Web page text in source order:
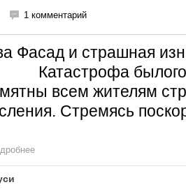
1 комментарий
Фасад и страшная
былого
всем жителям
Стремясь